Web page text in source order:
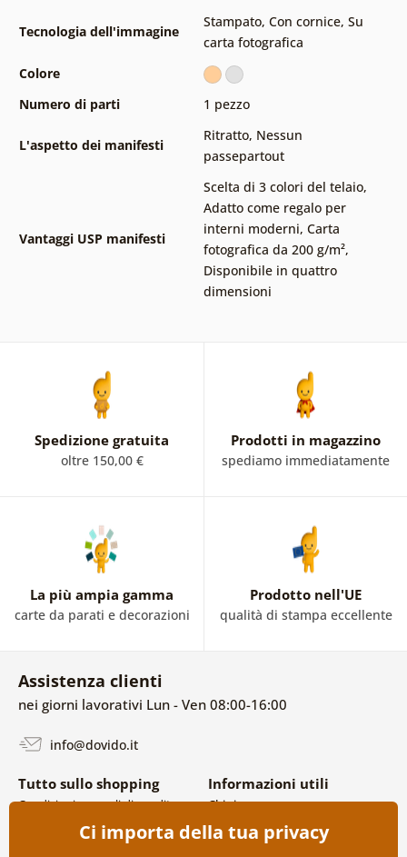
Tecnologia dell'immagine
Stampato, Con cornice, Su
carta fotografica
Colore
Numero di parti
1 pezzo
L'aspetto dei manifesti
Ritratto, Nessun
passepartout
Vantaggi USP manifesti
Scelta di 3 colori del telaio,
Adatto come regalo per
interni moderni, Carta
fotografica da 200 g/m²,
Disponibile in quattro
dimensioni
Spedizione gratuita
oltre 150,00 €
Prodotti in magazzino
spediamo immediatamente
La più ampia gamma
carte da parati e decorazioni
Prodotto nell'UE
qualità di stampa eccellente
Assistenza clienti
nei giorni lavorativi Lun - Ven 08:00-16:00
info@dovido.it
Tutto sullo shopping
Condizioni generali di vendita e
Politica sulla privacy
Informazioni utili
Chi siamo
FAQ
Contatti
Ci importa della tua privacy